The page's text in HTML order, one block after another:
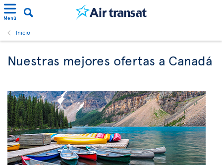
Menú
Inicio
Nuestras mejores ofertas a Canadá